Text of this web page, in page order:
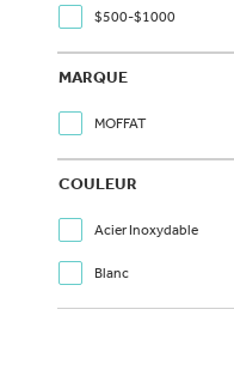
$500-$1000
MARQUE
MOFFAT
COULEUR
Acier Inoxydable
Blanc